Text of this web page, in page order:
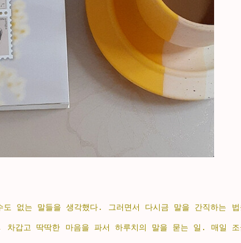
없는 말들을 생각했다. 그러면서 다시금 말을 간직하는 법
차갑고 딱딱한 마음을 파서 하루치의 말을 묻는 일. 매일 조